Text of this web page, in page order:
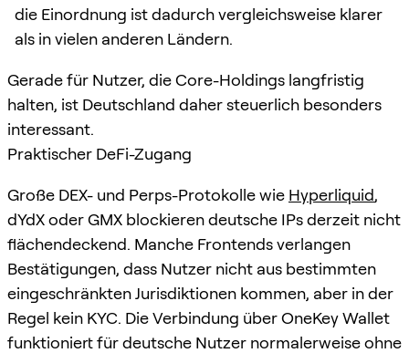
die Einordnung ist dadurch vergleichsweise klarer
als in vielen anderen Ländern.
Gerade für Nutzer, die Core-Holdings langfristig
halten, ist Deutschland daher steuerlich besonders
interessant.
Praktischer DeFi-Zugang
Große DEX- und Perps-Protokolle wie Hyperliquid,
dYdX oder GMX blockieren deutsche IPs derzeit nicht
flächendeckend. Manche Frontends verlangen
Bestätigungen, dass Nutzer nicht aus bestimmten
eingeschränkten Jurisdiktionen kommen, aber in der
Regel kein KYC. Die Verbindung über OneKey Wallet
funktioniert für deutsche Nutzer normalerweise ohne